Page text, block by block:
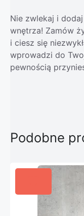
Nie zwlekaj i
wnętrza! Zamów
i ciesz się
wprowadzi do
pewnością
Podobne